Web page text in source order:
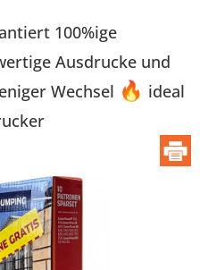
100%ige
Ausdrucke und
Wechsel 🔥 ideal